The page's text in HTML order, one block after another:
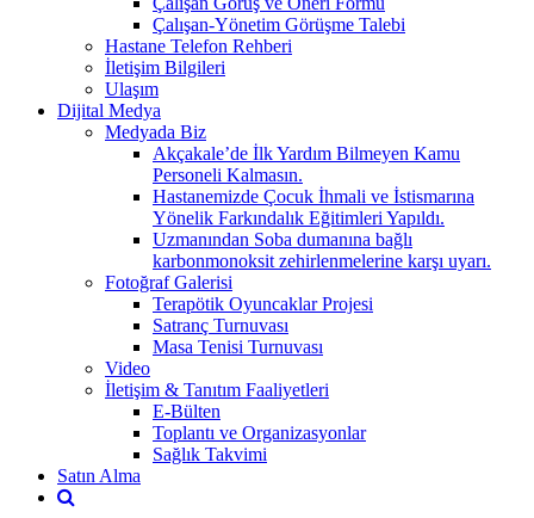
Çalışan-Yönetim Görüşme Talebi
Hastane Telefon Rehberi
İletişim Bilgileri
Ulaşım
Dijital Medya
Medyada Biz
Akçakale’de İlk Yardım Bilmeyen Kamu
Personeli Kalmasın.
Hastanemizde Çocuk İhmali ve İstismarına
Yönelik Farkındalık Eğitimleri Yapıldı.
Uzmanından Soba dumanına bağlı
karbonmonoksit zehirlenmelerine karşı uyarı.
Fotoğraf Galerisi
Terapötik Oyuncaklar Projesi
Satranç Turnuvası
Masa Tenisi Turnuvası
Video
İletişim & Tanıtım Faaliyetleri
E-Bülten
Toplantı ve Organizasyonlar
Sağlık Takvimi
Satın Alma